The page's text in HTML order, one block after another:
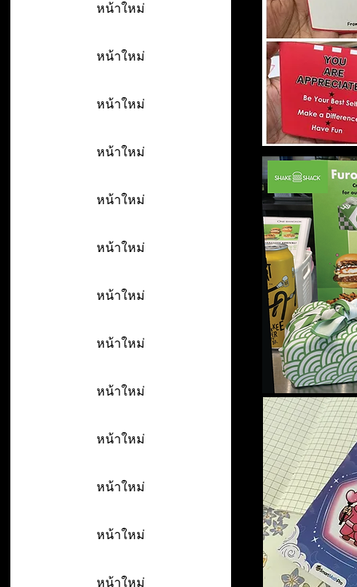
หน้าใหม่
หน้าใหม่
หน้าใหม่
หน้าใหม่
หน้าใหม่
หน้าใหม่
หน้าใหม่
หน้าใหม่
หน้าใหม่
หน้าใหม่
หน้าใหม่
หน้าใหม่
หน้าใหม่